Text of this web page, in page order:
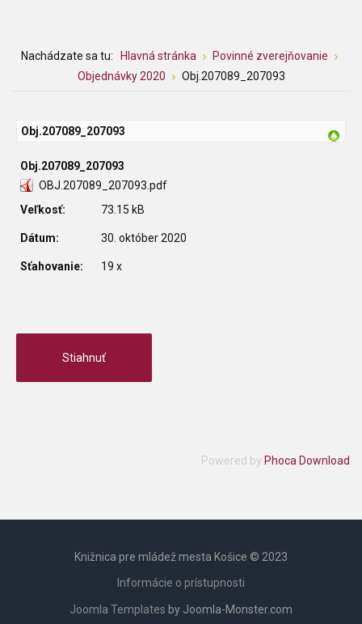
Nachádzate sa tu: Hlavná stránka
Povinné zverejňovanie
Objednávky 2020
Obj.207089_207093
Obj.207089_207093
Obj.207089_207093
OBJ.207089_207093.pdf
Veľkosť:
73.15 kB
Dátum: 30. október 2020
Sťahovanie: 19 x
Powered by Phoca Download
Knižnica pre mládež mesta Košice © 2023
Informácie o prístupnosti
Joomla Templates by Joomla-Monster.com